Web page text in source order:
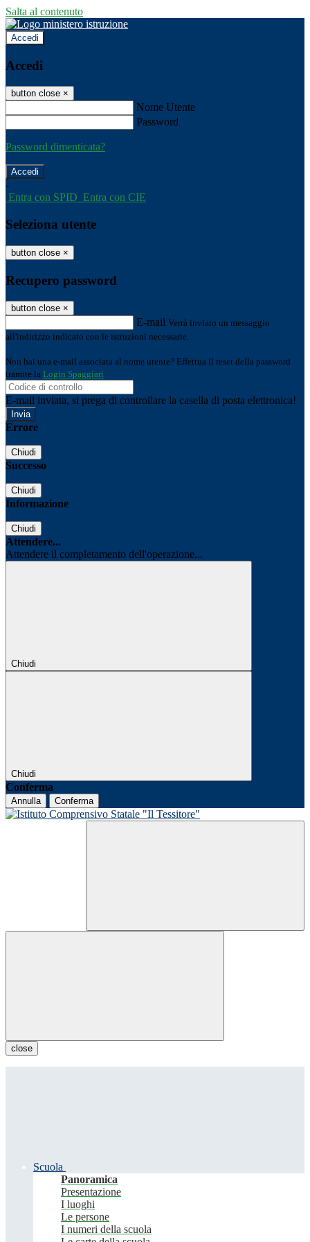
Salta al contenuto
Accedi
Accedi
button close ×
Nome Utente
Password
Password dimenticata?
-
Entra con SPID Entra con CIE
Seleziona utente
button close ×
Recupero password
button close ×
E-mail Verrà inviato un messaggio
all'indirizzo indicato con le istruzioni necessarie.
Non hai una e-mail associata al nome utente? Effettua il reset della password
tramite la Login Spaggiari
E-mail inviata, si prega di controllare la casella di posta elettronica!
Errore
Chiudi
Successo
Chiudi
Informazione
Chiudi
Attendere...
Attendere il completamento dell'operazione...
Chiudi
Chiudi
Conferma
Annulla Conferma
close
Scuola
Panoramica
Presentazione
I luoghi
Le persone
I numeri della scuola